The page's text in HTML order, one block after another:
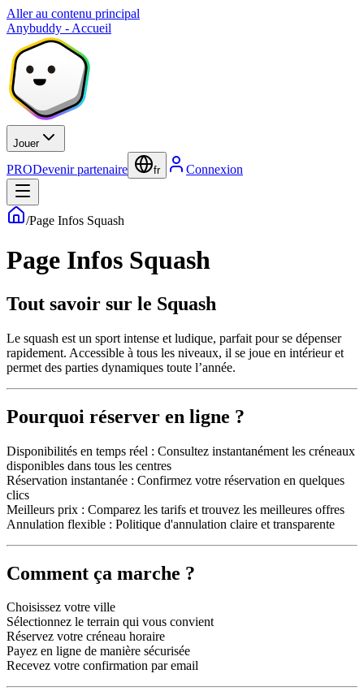
Aller au contenu principal
Anybuddy - Accueil
Jouer
PRODevenir partenaire fr Connexion
/Page Infos Squash
Page Infos Squash
Tout savoir sur le Squash
Le squash est un sport intense et ludique, parfait pour se dépenser
rapidement. Accessible à tous les niveaux, il se joue en intérieur et
permet des parties dynamiques toute l’année.
Pourquoi réserver en ligne ?
Disponibilités en temps réel : Consultez instantanément les créneaux
disponibles dans tous les centres
Réservation instantanée : Confirmez votre réservation en quelques
clics
Meilleurs prix : Comparez les tarifs et trouvez les meilleures offres
Annulation flexible : Politique d'annulation claire et transparente
Comment ça marche ?
Choisissez votre ville
Sélectionnez le terrain qui vous convient
Réservez votre créneau horaire
Payez en ligne de manière sécurisée
Recevez votre confirmation par email